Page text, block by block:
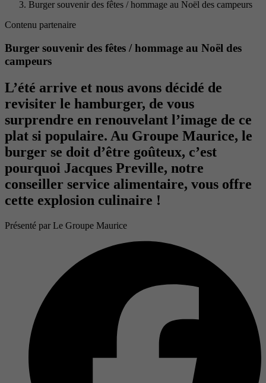
Burger souvenir des fêtes / hommage au Noël des campeurs
Contenu partenaire
Burger souvenir des fêtes / hommage au Noël des
campeurs
L’été arrive et nous avons décidé de
revisiter le hamburger, de vous
surprendre en renouvelant l’image de ce
plat si populaire. Au Groupe Maurice, le
burger se doit d’être goûteux, c’est
pourquoi Jacques Preville, notre
conseiller service alimentaire, vous offre
cette explosion culinaire !
Présenté par Le Groupe Maurice